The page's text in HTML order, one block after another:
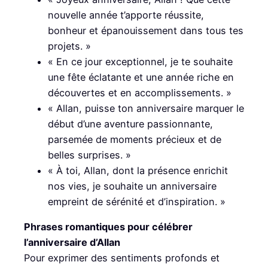
nouvelle année t’apporte réussite,
bonheur et épanouissement dans tous tes
projets. »
« En ce jour exceptionnel, je te souhaite
une fête éclatante et une année riche en
découvertes et en accomplissements. »
« Allan, puisse ton anniversaire marquer le
début d’une aventure passionnante,
parsemée de moments précieux et de
belles surprises. »
« À toi, Allan, dont la présence enrichit
nos vies, je souhaite un anniversaire
empreint de sérénité et d’inspiration. »
Phrases romantiques pour célébrer
l’anniversaire d’Allan
Pour exprimer des sentiments profonds et